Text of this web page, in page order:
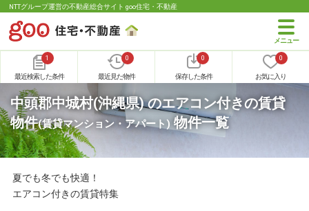
NTTグループ運営の不動産総合サイト goo住宅・不動産
1
最近検索した条件
0
最近見た物件
0
保存した条件
0
お気に入り
中頭郡中城村(沖縄県) のエアコン付きの賃貸
物件(賃貸マンション・アパート) 物件一覧
夏でも冬でも快適！
エアコン付きの賃貸特集